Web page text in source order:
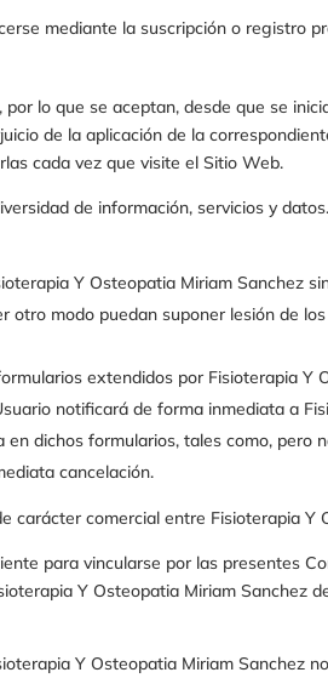
mediante la suscripción o registro
lo que se aceptan, desde que se
de la aplicación de la
cada vez que visite el Sitio Web.
de información, servicios y
Y Osteopatia Miriam Sanchez
otro modo puedan suponer lesión de
extendidos por Fisioterapia Y
notificará de forma inmediata a
dichos formularios, tales como, pero
cancelación.
carácter comercial entre Fisioterapia Y
para vincularse por las presentes
Y Osteopatia Miriam Sanchez
Y Osteopatia Miriam Sanchez